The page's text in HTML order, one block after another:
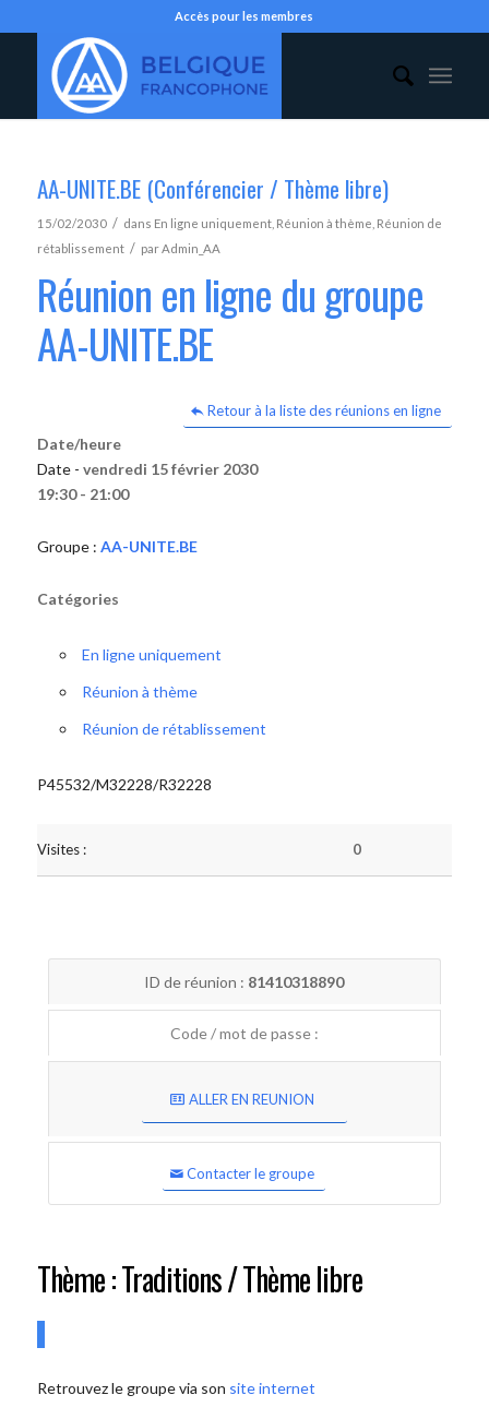
Accès pour les membres
AA-UNITE.BE (Conférencier / Thème libre)
15/02/2030 / dans En ligne uniquement, Réunion à thème Réunion de
rétablissement / parAdmin_AA
Réunion en ligne du groupe
AA-UNITE.BE
Retour à la liste des réunions en ligne
Date/heure
Date - vendredi 15 février 2030
19:30 - 21:00
Groupe : AA-UNITE.BE
Catégories
En ligne uniquement
Réunion à thème
Réunion de rétablissement
P45532/M32228/R32228
Visites : 0
ID de réunion : 81410318890
Code / mot de passe :
ALLER EN REUNION
Contacter le groupe
Thème : Traditions / Thème libre
Retrouvez le groupe via son site internet